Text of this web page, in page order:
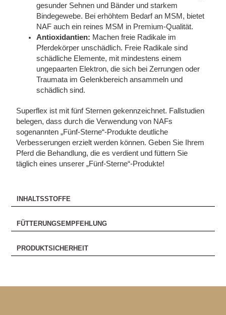
INHALTSSTOFFE
FÜTTERUNGSEMPFEHLUNG
PRODUKTSICHERHEIT
gesunder Sehnen und Bänder und starkem
Bindegewebe. Bei erhöhtem Bedarf an MSM, bietet
NAF auch ein reines MSM in Premium-Qualität.
Antioxidantien: Machen freie Radikale im
Pferdekörper unschädlich. Freie Radikale sind
schädliche Elemente, mit mindestens einem
ungepaarten Elektron, die sich bei Zerrungen oder
Traumata im Gelenkbereich ansammeln und
schädlich sind.
Superflex ist mit fünf Sternen gekennzeichnet. Fallstudien
belegen, dass durch die Verwendung von NAFs
sogenannten „Fünf-Sterne“-Produkte deutliche
Verbesserungen erzielt werden können. Geben Sie Ihrem
Pferd die Behandlung, die es verdient und füttern Sie
täglich eines unserer „Fünf-Sterne“-Produkte!